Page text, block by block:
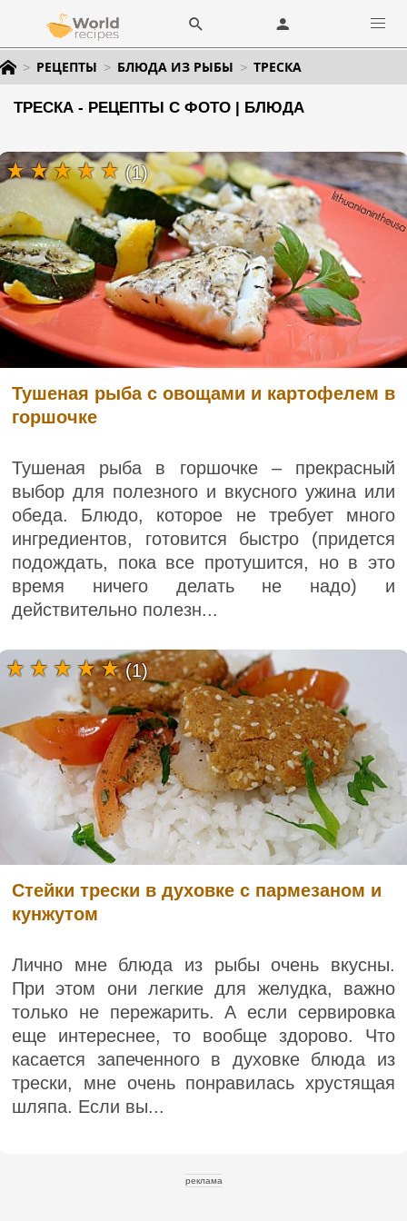
РЕЦЕПТЫ БЛЮДА ИЗ РЫБЫ ТРЕСКА
ТРЕСКА - РЕЦЕПТЫ С ФОТО | БЛЮДА
Тушеная рыба с овощами и картофелем в
горшочке
Тушеная рыба в горшочке – прекрасный
выбор для полезного и вкусного ужина или
обеда. Блюдо, которое не требует много
ингредиентов, готовится быстро (придется
подождать, пока все протушится, но в это
время ничего делать не надо) и
действительно полезн...
(1)
Стейки трески в духовке с пармезаном и
кунжутом
Лично мне блюда из рыбы очень вкусны.
При этом они легкие для желудка, важно
только не пережарить. А если сервировка
еще интереснее, то вообще здорово. Что
касается запеченного в духовке блюда из
трески, мне очень понравилась хрустящая
шляпа. Если вы...
(1)
реклама